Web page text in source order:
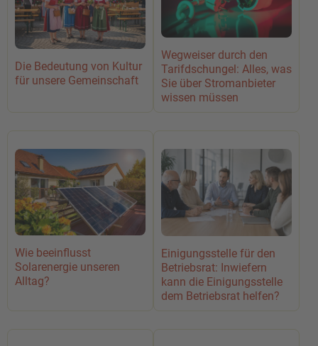
Die Bedeutung von Kultur
für unsere Gemeinschaft
Wegweiser durch den
Tarifdschungel: Alles, was
Sie über Stromanbieter
wissen müssen
Wie beeinflusst
Solarenergie unseren
Alltag?
Einigungsstelle für den
Betriebsrat: Inwiefern
kann die Einigungsstelle
dem Betriebsrat helfen?